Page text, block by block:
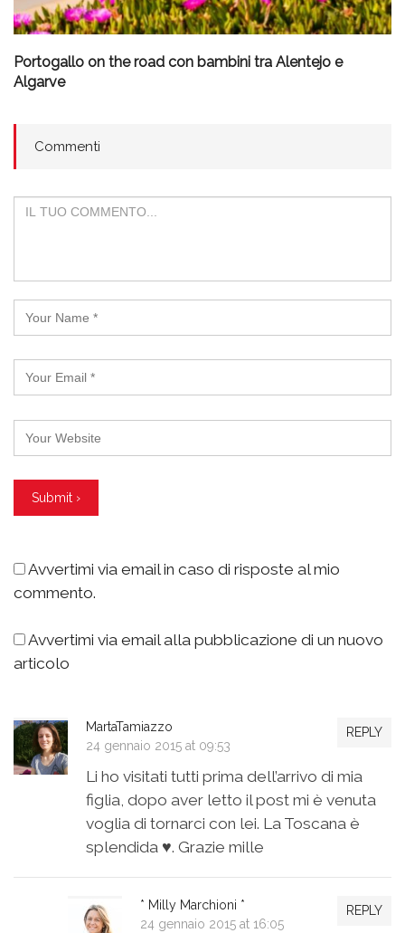
Portogallo on the road con bambini tra Alentejo e
Algarve
Commenti
Avvertimi via email in caso di risposte al mio
commento.
Avvertimi via email alla pubblicazione di un nuovo
articolo
REPLY
MartaTamiazzo
24 gennaio 2015 at 09:53
Li ho visitati tutti prima dell’arrivo di mia
figlia, dopo aver letto il post mi è venuta
voglia di tornarci con lei. La Toscana è
splendida ♥. Grazie mille
REPLY
* Milly Marchioni *
24 gennaio 2015 at 16:05